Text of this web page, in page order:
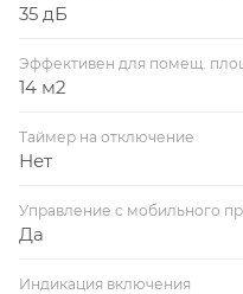
35 дБ
Эффективен для помещ.
14 м2
Таймер на отключение
Нет
Управление c мобильного
Да
Индикация включения